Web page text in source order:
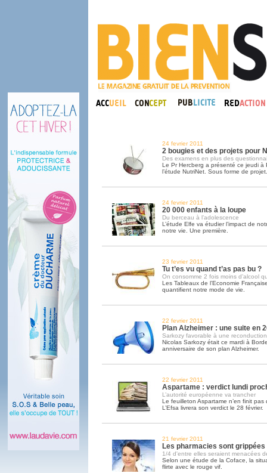
24 fevrier 2011
2 bougies et des projets pour
Des examens en plus des
Le Pr Hercberg a présenté ce jeudi à
l’étude NutriNet. Sous forme de projet.
24 fevrier 2011
20 000 enfants à la loupe
Du berceau à l’adolescence
L’étude Elfe va étudier l’impact de
notre vie. Une première.
23 fevrier 2011
Tu t’es vu quand t’as pas bu ?
On consomme 2 fois moins d’alcool
Les Tableaux de l’Economie
quantifient notre mode de vie.
22 fevrier 2011
Plan Alzheimer : une suite en
Sarkozy favorable à une reconduction
Nicolas Sarkozy était ce mardi à
anniversaire de son plan Alzheimer.
22 fevrier 2011
Aspartame : verdict lundi
L’autorité européenne va trancher
Le feuilleton Aspartame n’en finit
L’Efsa livrera son verdict le 28 février.
21 fevrier 2011
Les pharmacies sont grippées
1/4 d'entre elles seraient menacées
Selon une étude de la Coface, la
flirte avec le rouge vif.